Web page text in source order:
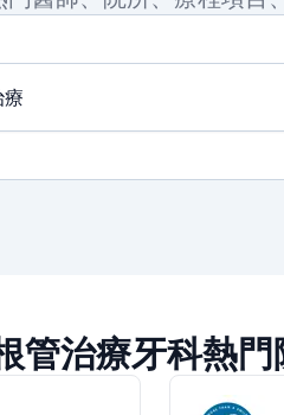
管治療牙科熱門